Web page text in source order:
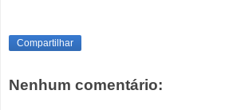
Compartilhar
Nenhum comentário: